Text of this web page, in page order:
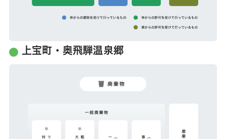
上宝町・奥飛騨温泉郷